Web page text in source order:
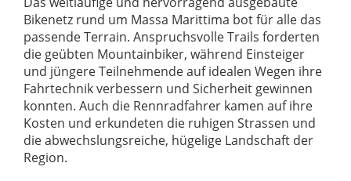
Bikenetz rund um Massa Marittima bot für alle das
passende Terrain. Anspruchsvolle Trails forderten
die geübten Mountainbiker, während Einsteiger
und jüngere Teilnehmende auf idealen Wegen ihre
Fahrtechnik verbessern und Sicherheit gewinnen
konnten. Auch die Rennradfahrer kamen auf ihre
Kosten und erkundeten die ruhigen Strassen und
die abwechslungsreiche, hügelige Landschaft der
Region.